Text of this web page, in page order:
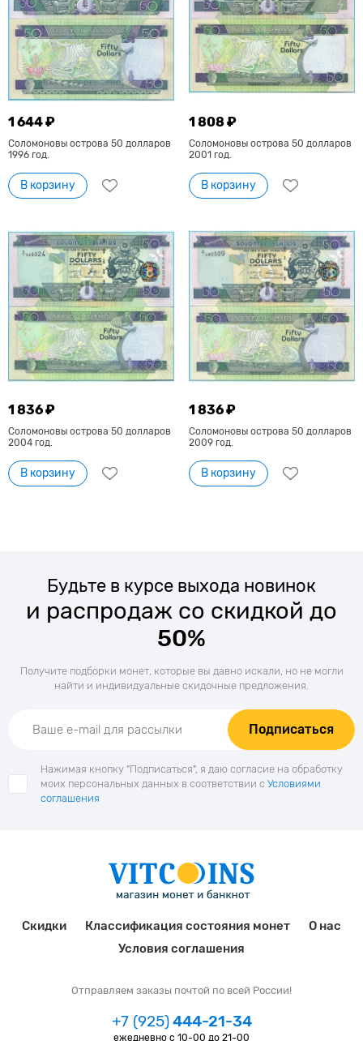
1 644 ₽
Соломоновы острова 50 долларов
1996 год.
В корзину
1 808 ₽
Соломоновы острова 50 долларов
2001 год.
В корзину
1 836 ₽
Соломоновы острова 50 долларов
2004 год.
В корзину
1 836 ₽
Соломоновы острова 50 долларов
2009 год.
В корзину
Будьте в курсе выхода новинок
и распродаж со скидкой до
50%
Получите подборки монет, которые вы давно искали, но не могли
найти и индивидуальные скидочные предложения.
Подписаться
Нажимая кнопку "Подписаться", я даю согласие на обработку
моих персональных данных в соответствии с Условиями
соглашения
Скидки Классификация состояния монет
О нас
Условия соглашения
Отправляем заказы почтой по всей России!
+7 (925)444-21-34
ежедневно с 10-00 до 21-00